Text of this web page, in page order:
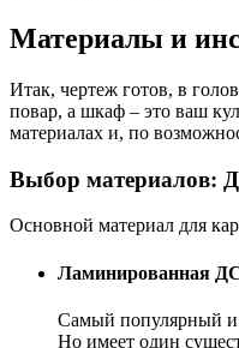
Материалы и
Итак, чертеж готов, в
повар, а шкаф – это ваш
материалах и, по
Выбор материалов:
Основной материал для
Ламинированная
Самый популярный и
Но имеет один